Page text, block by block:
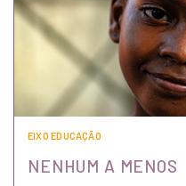
EIXO EDUCAÇÃO
NENHUM A MENOS